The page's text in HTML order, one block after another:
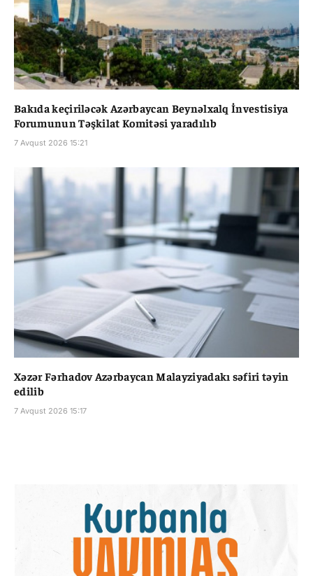
Bakıda keçiriləcək Azərbaycan Beynəlxalq İnvestisiya
Forumunun Təşkilat Komitəsi yaradılıb
7 Avqust 2026 15:21
Xəzər Fərhadov Azərbaycan Malayziyadakı səfiri təyin
edilib
7 Avqust 2026 15:17